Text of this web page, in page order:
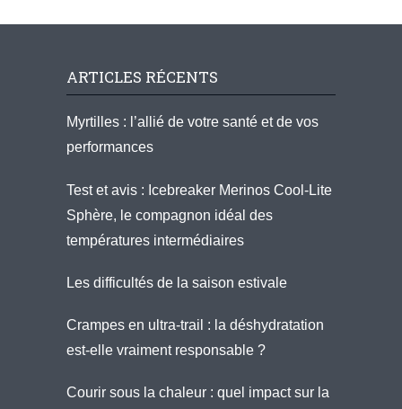
ARTICLES RÉCENTS
Myrtilles : l’allié de votre santé et de vos
performances
Test et avis : Icebreaker Merinos Cool-Lite
Sphère, le compagnon idéal des
températures intermédiaires
Les difficultés de la saison estivale
Crampes en ultra-trail : la déshydratation
est-elle vraiment responsable ?
Courir sous la chaleur : quel impact sur la